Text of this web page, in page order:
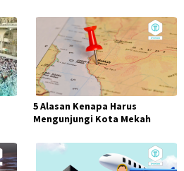
5 Alasan Kenapa Harus
Mengunjungi Kota Mekah